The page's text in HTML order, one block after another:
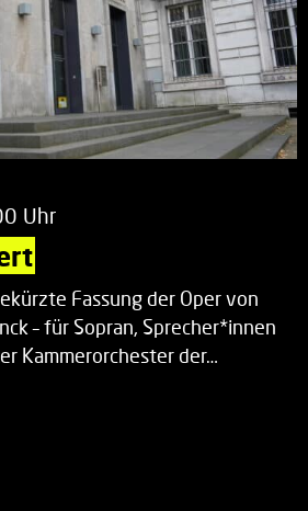
Uhr
Fassung der Oper von
– für Sopran, Sprecher*innen
Kammerorchester der…